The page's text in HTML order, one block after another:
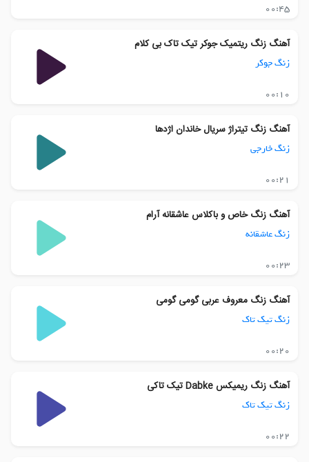
00:45
آهنگ زنگ ریتمیک جوکر تیک تاک بی کلام
زنگ جوکر
00:10
آهنگ زنگ تیتراژ سریال خاندان اژدها
زنگ خارجی
00:21
آهنگ زنگ خاص و باکلاس عاشقانه آرام
زنگ عاشقانه
00:23
آهنگ زنگ معروف عربی گومی گومی
زنگ تیک تاک
00:20
آهنگ زنگ ریمیکس Dabke تیک تاکی
زنگ تیک تاک
00:22